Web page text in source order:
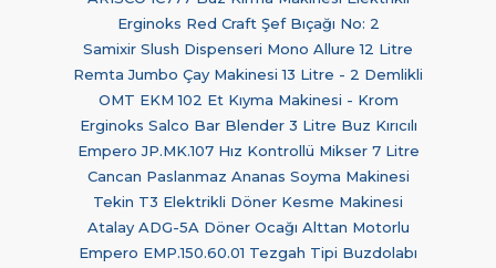
Erginoks Red Craft Şef Bıçağı No: 2
Samixir Slush Dispenseri Mono Allure 12 Litre
Remta Jumbo Çay Makinesi 13 Litre - 2 Demlikli
OMT EKM 102 Et Kıyma Makinesi - Krom
Erginoks Salco Bar Blender 3 Litre Buz Kırıcılı
Empero JP.MK.107 Hız Kontrollü Mikser 7 Litre
Cancan Paslanmaz Ananas Soyma Makinesi
Tekin T3 Elektrikli Döner Kesme Makinesi
Atalay ADG-5A Döner Ocağı Alttan Motorlu
Empero EMP.150.60.01 Tezgah Tipi Buzdolabı